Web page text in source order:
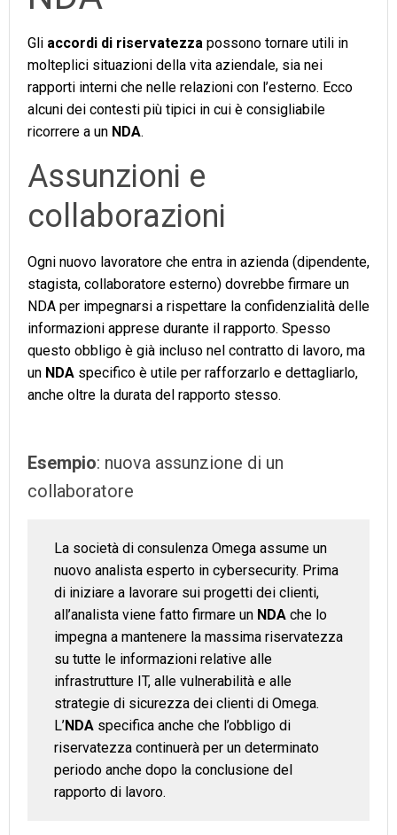
Gli accordi di riservatezza possono tornare utili in
molteplici situazioni della vita aziendale, sia nei
rapporti interni che nelle relazioni con l’esterno. Ecco
alcuni dei contesti più tipici in cui è consigliabile
ricorrere a un NDA.
Assunzioni e
collaborazioni
Ogni nuovo lavoratore che entra in azienda (dipendente,
stagista, collaboratore esterno) dovrebbe firmare un
NDA per impegnarsi a rispettare la confidenzialità delle
informazioni apprese durante il rapporto. Spesso
questo obbligo è già incluso nel contratto di lavoro, ma
un NDA specifico è utile per rafforzarlo e dettagliarlo,
anche oltre la durata del rapporto stesso.
Esempio: nuova assunzione di un
collaboratore
La società di consulenza Omega assume un
nuovo analista esperto in cybersecurity. Prima
di iniziare a lavorare sui progetti dei clienti,
all’analista viene fatto firmare un NDA che lo
impegna a mantenere la massima riservatezza
su tutte le informazioni relative alle
infrastrutture IT, alle vulnerabilità e alle
strategie di sicurezza dei clienti di Omega.
L’NDA specifica anche che l’obbligo di
riservatezza continuerà per un determinato
periodo anche dopo la conclusione del
rapporto di lavoro.